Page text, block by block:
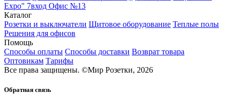
Expo" 7вход Офис №13
Каталог
Розетки и выключатели Щитовое оборудование Теплые полы
Решения для офисов
Помощь
Способы оплаты Способы доставки Возврат товара
Оптовикам Тарифы
Все права защищены. ©Мир Розетки, 2026
Обратная связь